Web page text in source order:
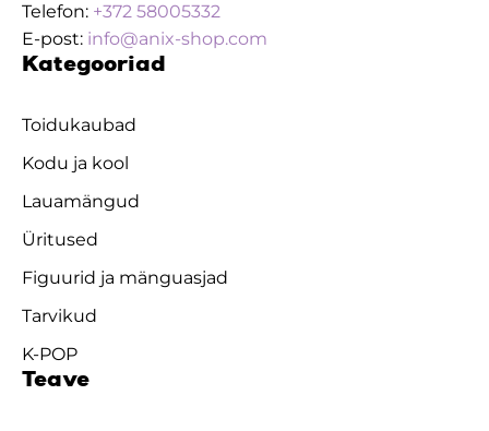
Telefon: +372 58005332
E-post: info@anix-shop.com
Kategooriad
Toidukaubad
Kodu ja kool
Lauamängud
Üritused
Figuurid ja mänguasjad
Tarvikud
K-POP
Teave